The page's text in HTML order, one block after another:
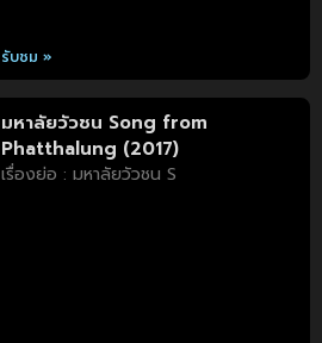
รับชม »
มหาลัยวัวชน Song from
Phatthalung (2017)
เรื่องย่อ : มหาลัยวัวชน S